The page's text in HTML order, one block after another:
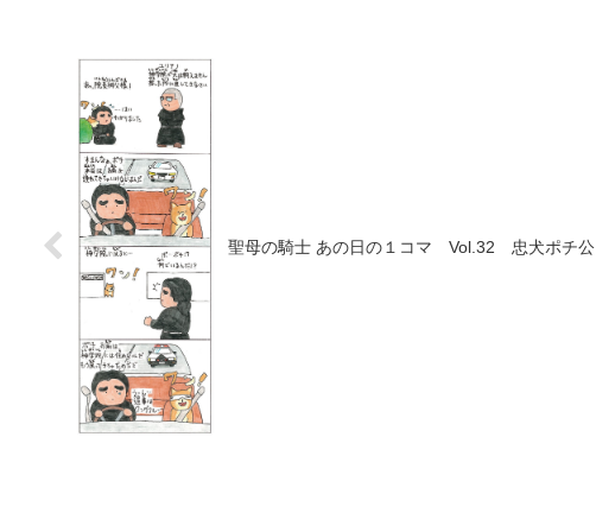
聖母の騎士 あの日の１コマ Vol.32 忠犬ポチ公